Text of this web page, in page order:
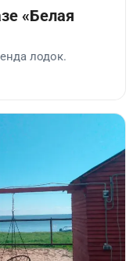
«Белая
лодок.